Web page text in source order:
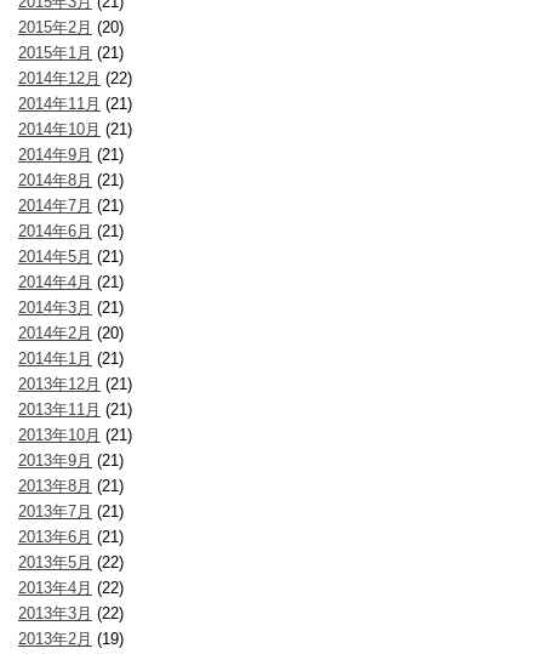
2015年2月 (20)
2015年1月 (21)
2014年12月 (22)
2014年11月 (21)
2014年10月 (21)
2014年9月 (21)
2014年8月 (21)
2014年7月 (21)
2014年6月 (21)
2014年5月 (21)
2014年4月 (21)
2014年3月 (21)
2014年2月 (20)
2014年1月 (21)
2013年12月 (21)
2013年11月 (21)
2013年10月 (21)
2013年9月 (21)
2013年8月 (21)
2013年7月 (21)
2013年6月 (21)
2013年5月 (22)
2013年4月 (22)
2013年3月 (22)
2013年2月 (19)